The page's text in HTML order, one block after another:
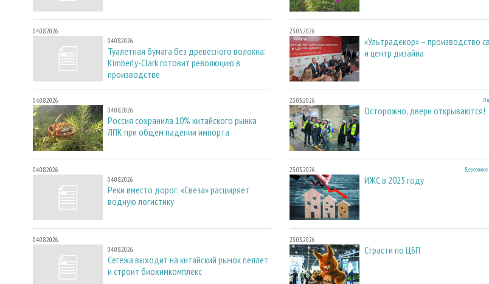
04.08.2026
04.08.2026
Туалетная бумага без древесного волокна:
Kimberly-Clark готовит революцию в
производстве
04.08.2026
04.08.2026
Россия сохранила 10% китайского рынка
ЛПК при общем падении импорта
04.08.2026
04.08.2026
Реки вместо дорог: «Свеза» расширяет
водную логистику
04.08.2026
04.08.2026
Сегежа выходит на китайский рынок пеллет
и строит биохимкомплекс
23.03.2026
«Ультрадекор» – производство
и центр дизайна
23.03.2026 В
Осторожно, двери открываются!
23.03.2026
ИЖС в 2025 году
23.03.2026
Страсти по ЦБП